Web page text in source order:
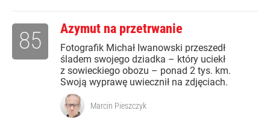
Azymut na przetrwanie
Fotografik Michał Iwanowski przeszedł
śladem swojego dziadka – który uciekł
z sowieckiego obozu – ponad 2 tys. km.
Swoją wyprawę uwiecznił na zdjęciach.
85
Marcin Pieszczyk